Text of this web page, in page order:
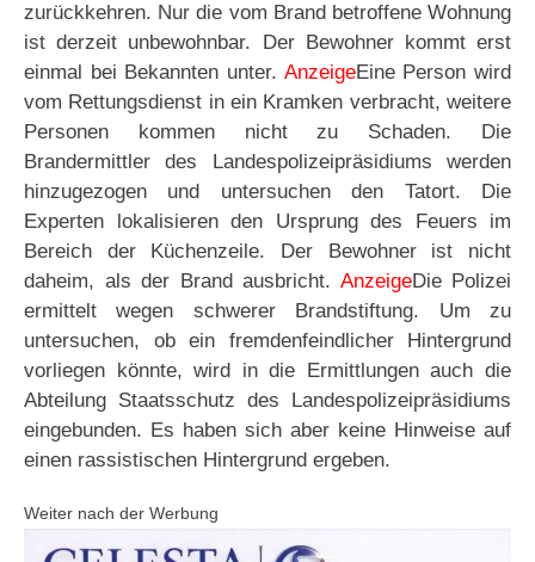
zurückkehren. Nur die vom Brand betroffene Wohnung
ist derzeit unbewohnbar. Der Bewohner kommt erst
einmal bei Bekannten unter. AnzeigeEine Person wird
vom Rettungsdienst in ein Kramken verbracht, weitere
Personen kommen nicht zu Schaden. Die
Brandermittler des Landespolizeipräsidiums werden
hinzugezogen und untersuchen den Tatort. Die
Experten lokalisieren den Ursprung des Feuers im
Bereich der Küchenzeile. Der Bewohner ist nicht
daheim, als der Brand ausbricht. AnzeigeDie Polizei
ermittelt wegen schwerer Brandstiftung. Um zu
untersuchen, ob ein fremdenfeindlicher Hintergrund
vorliegen könnte, wird in die Ermittlungen auch die
Abteilung Staatsschutz des Landespolizeipräsidiums
eingebunden. Es haben sich aber keine Hinweise auf
einen rassistischen Hintergrund ergeben.
Weiter nach der Werbung